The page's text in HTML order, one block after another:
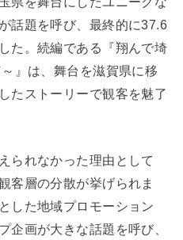
話題を呼び、最終的に37.6
た。続編である『翔んで埼
』は、舞台を滋賀県に移
たストーリーで観客を魅了
られなかった理由として
客層の分散が挙げられま
した地域プロモーション
企画が大きな話題を呼び、